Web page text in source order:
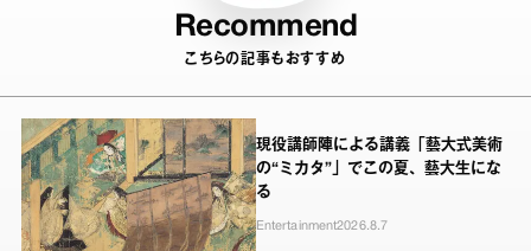
Recommend
こちらの記事もおすすめ
現役講師陣による講義「藝大式美術
の“ミカタ”」でこの夏、藝大生にな
る
Entertainment2026.8.7